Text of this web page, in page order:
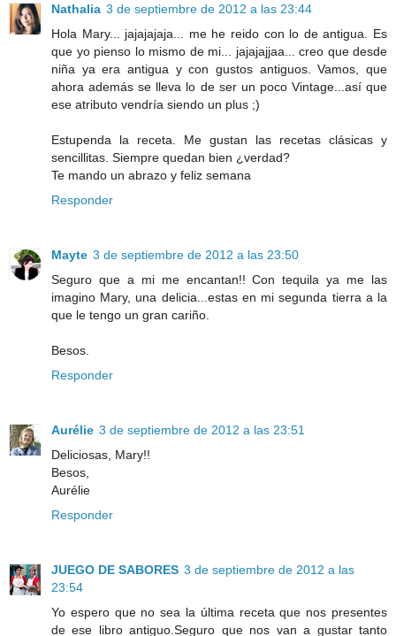
Nathalia 3 de septiembre de 2012 a las 23:44
Hola Mary... jajajajaja... me he reido con lo de antigua. Es
que yo pienso lo mismo de mi... jajajajjaa... creo que desde
niña ya era antigua y con gustos antiguos. Vamos, que
ahora además se lleva lo de ser un poco Vintage...así que
ese atributo vendría siendo un plus ;)
Estupenda la receta. Me gustan las recetas clásicas y
sencillitas. Siempre quedan bien ¿verdad?
Te mando un abrazo y feliz semana
Responder
Mayte 3 de septiembre de 2012 a las 23:50
Seguro que a mi me encantan!! Con tequila ya me las
imagino Mary, una delicia...estas en mi segunda tierra a la
que le tengo un gran cariño.
Besos.
Responder
Aurélie 3 de septiembre de 2012 a las 23:51
Deliciosas, Mary!!
Besos,
Aurélie
Responder
JUEGO DE SABORES 3 de septiembre de 2012 a las
23:54
Yo espero que no sea la última receta que nos presentes
de ese libro antiguo.Seguro que nos van a gustar tanto